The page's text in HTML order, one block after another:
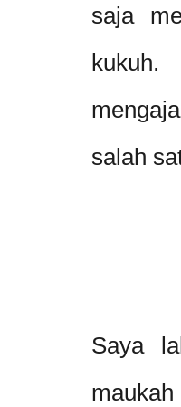
saja
kukuh.
salah
Saya